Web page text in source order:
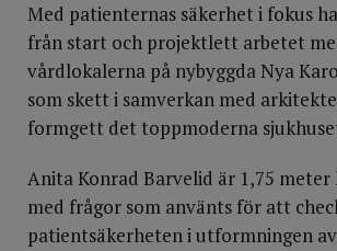
Med patienternas säkerhet i fokus
från start och projektlett arbetet
vårdlokalerna på nybyggda Nya
som skett i samverkan med
formgett det toppmoderna
Anita Konrad Barvelid är 1,75 meter
med frågor som använts för att
patientsäkerheten i utformningen